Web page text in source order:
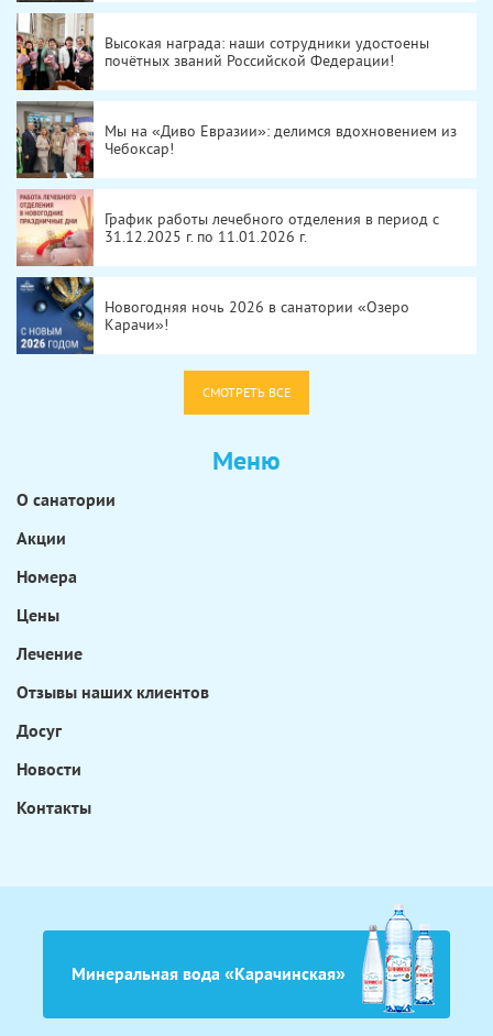
Высокая награда: наши сотрудники удостоены
почётных званий Российской Федерации!
Мы на «Диво Евразии»: делимся вдохновением из
Чебоксар!
График работы лечебного отделения в период с
31.12.2025 г. по 11.01.2026 г.
Новогодняя ночь 2026 в санатории «Озеро
Карачи»!
СМОТРЕТЬ ВСЕ
Меню
О санатории
Акции
Номера
Цены
Лечение
Отзывы наших клиентов
Досуг
Новости
Контакты
Минеральная вода «Карачинская»